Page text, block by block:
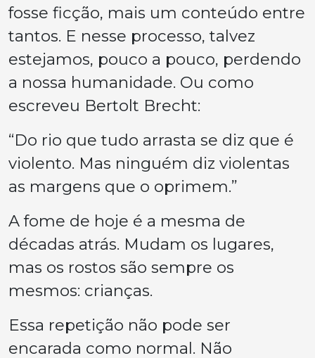
fosse ficção, mais um conteúdo entre
tantos. E nesse processo, talvez
estejamos, pouco a pouco, perdendo
a nossa humanidade. Ou como
escreveu Bertolt Brecht:
“Do rio que tudo arrasta se diz que é
violento. Mas ninguém diz violentas
as margens que o oprimem.”
A fome de hoje é a mesma de
décadas atrás. Mudam os lugares,
mas os rostos são sempre os
mesmos: crianças.
Essa repetição não pode ser
encarada como normal. Não